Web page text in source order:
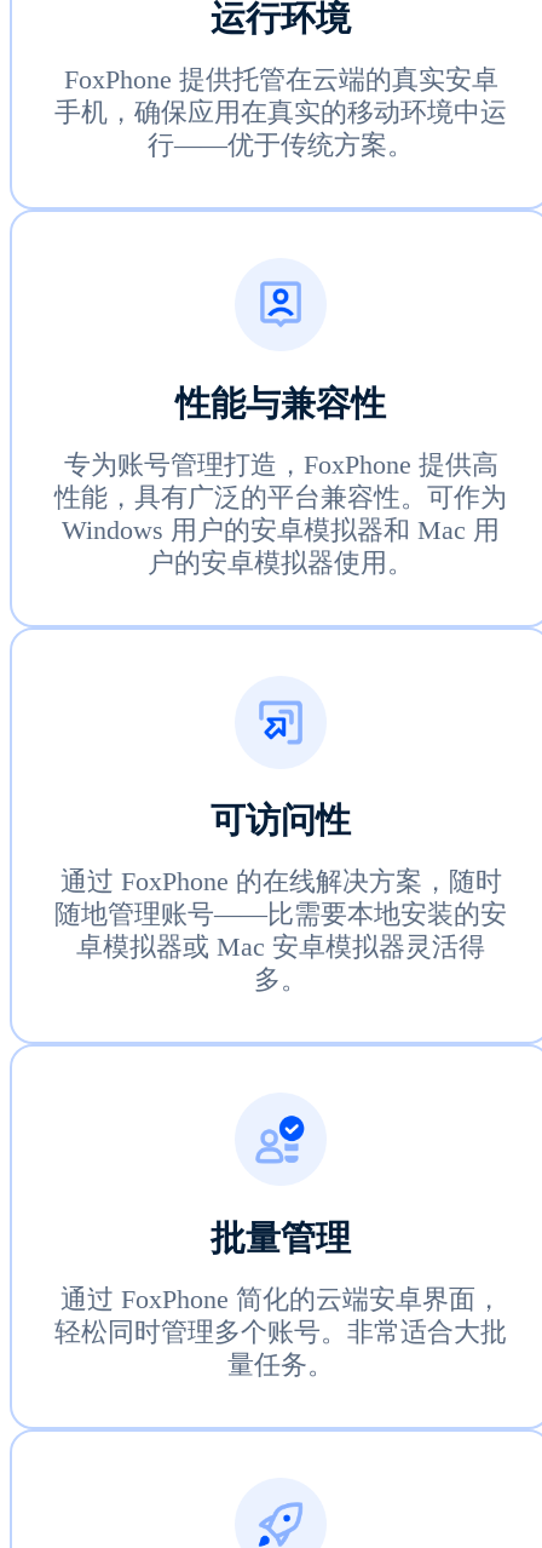
运行环境
FoxPhone 提供托管在云端的真实安卓
手机，确保应用在真实的移动环境中运
行——优于传统方案。
性能与兼容性
专为账号管理打造，FoxPhone 提供高
性能，具有广泛的平台兼容性。可作为
Windows 用户的安卓模拟器和 Mac 用
户的安卓模拟器使用。
可访问性
通过 FoxPhone 的在线解决方案，随时
随地管理账号——比需要本地安装的安
卓模拟器或 Mac 安卓模拟器灵活得
多。
批量管理
通过 FoxPhone 简化的云端安卓界面，
轻松同时管理多个账号。非常适合大批
量任务。